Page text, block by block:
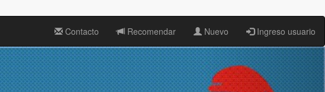
Contacto Recomendar Nuevo Ingreso usuario